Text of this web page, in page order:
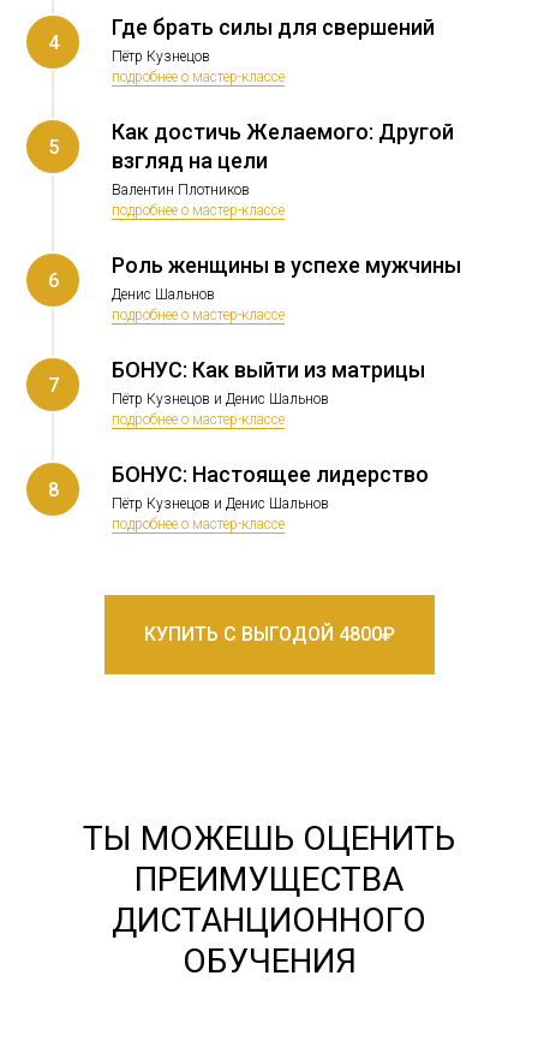
4
Где брать силы для свершений
Пётр Кузнецов
подробнее о мастер-классе
5
Как достичь Желаемого: Другой
взгляд на цели
Валентин Плотников
подробнее о мастер-классе
6
Роль женщины в успехе мужчины
Денис Шальнов
подробнее о мастер-классе
7
БОНУС: Как выйти из матрицы
Пётр Кузнецов и Денис Шальнов
подробнее о мастер-классе
8
БОНУС: Настоящее лидерство
Пётр Кузнецов и Денис Шальнов
подробнее о мастер-классе
КУПИТЬ С ВЫГОДОЙ 4800₽
ТЫ МОЖЕШЬ ОЦЕНИТЬ
ПРЕИМУЩЕСТВА
ДИСТАНЦИОННОГО
ОБУЧЕНИЯ